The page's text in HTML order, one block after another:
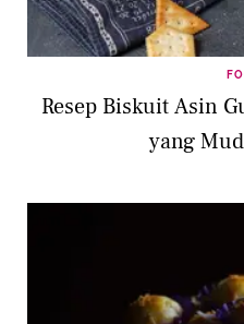
Resep Biskuit Asin
yang